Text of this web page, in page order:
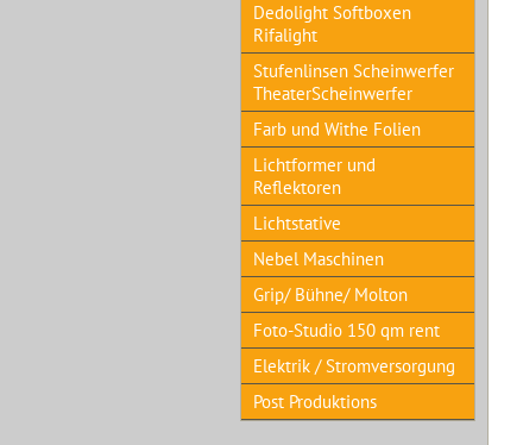
Dedolight Softboxen
Rifalight
Stufenlinsen Scheinwerfer
TheaterScheinwerfer
Farb und Withe Folien
Lichtformer und
Reflektoren
Lichtstative
Nebel Maschinen
Grip/ Bühne/ Molton
Foto-Studio 150 qm rent
Elektrik / Stromversorgung
Post Produktions